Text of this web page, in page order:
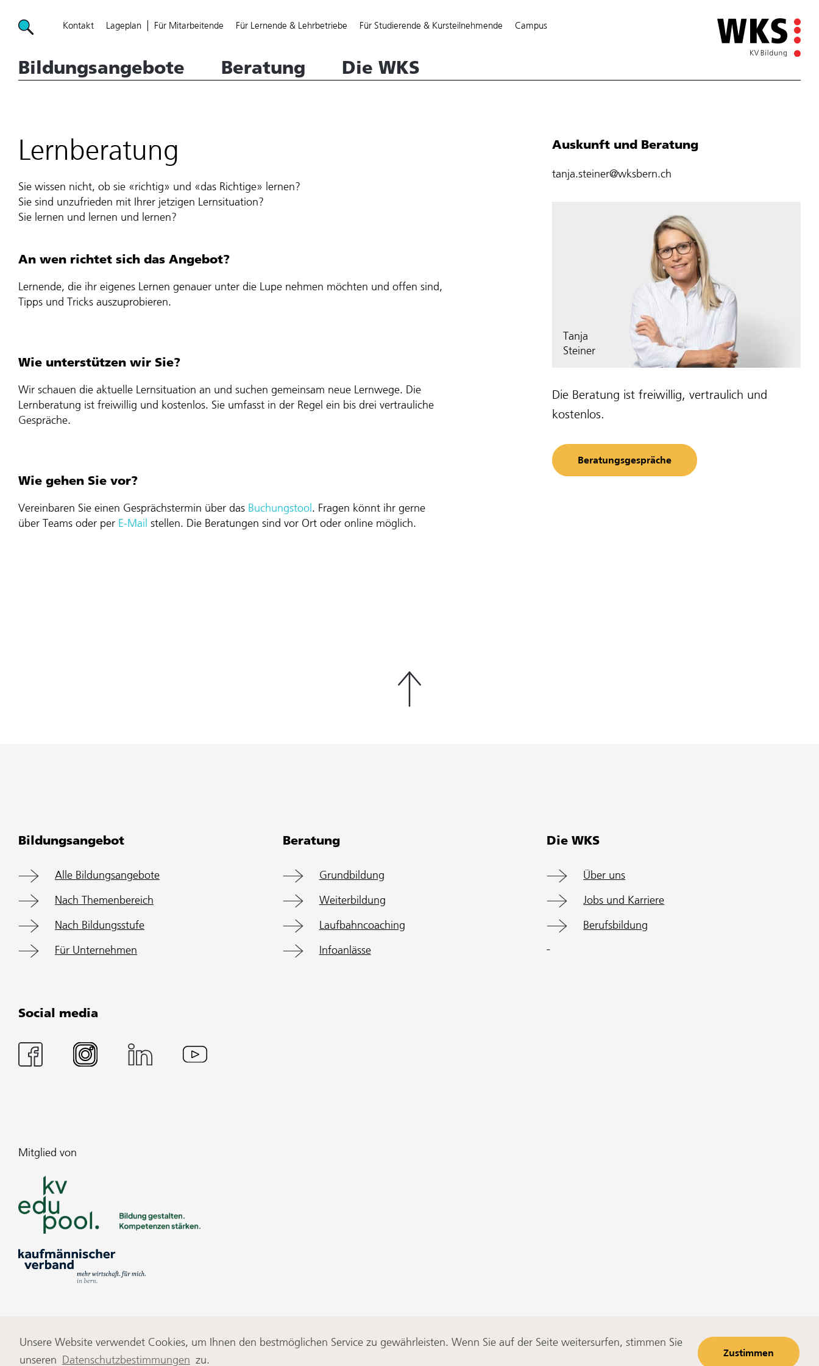
Unsere Website verwendet Cookies, um Ihnen den bestmöglichen Service zu gewährleisten. Wenn Sie auf der Seite weitersurfen, stimmen Sie
unseren
Datenschutzbestimmungen zu.
Zustimmen
zum
Kontakt Lageplan Für Mitarbeitende Für Lernende & Lehrbetriebe Für Studierende & Kursteilnehmende Campus
WKSBern - Hauptnavigation
Bildungsangebote Beratung Die WKS
WKS MDD Main navigation menu
Bildungsangebote
Beratung
WKS MDD Main navigation menu
Bildungsangebote
Beratung
WKS MDD Main navigation menu
Bildungsangebote
Beratung
Lernberatung
Sie wissen nicht, ob sie «richtig» und «das Richtige» lernen?
Sie sind unzufrieden mit Ihrer jetzigen Lernsituation?
Sie lernen und lernen und lernen?
An wen richtet sich das Angebot?
Lernende, die ihr eigenes Lernen genauer unter die Lupe nehmen möchten und offen sind,
Tipps und Tricks auszuprobieren.
Wie unterstützen wir Sie?
Wir schauen die aktuelle Lernsituation an und suchen gemeinsam neue Lernwege. Die
Lernberatung ist freiwillig und kostenlos. Sie umfasst in der Regel ein bis drei vertrauliche
Gespräche.
Wie gehen Sie vor?
Vereinbaren Sie einen Gesprächstermin über das Buchungstool . Fragen könnt ihr gerne
über Teams oder per E-Mail stellen. Die Beratungen sind vor Ort oder online möglich.
Auskunft und Beratung
tanja.steiner@wksbern.ch
Tanja
Steiner
Die Beratung ist freiwillig, vertraulich und
kostenlos.
Beratungsgespräche
Bildungsangebot
Alle Bildungsangebote
Nach Themenbereich
Nach Bildungsstufe
Für Unternehmen
Beratung
Grundbildung
Weiterbildung
Laufbahncoaching
Infoanlässe
Die WKS
Über uns
Jobs und Karriere
Berufsbildung
Social media
Impressum Datenschutz AGB Kontakt
Mitglied von